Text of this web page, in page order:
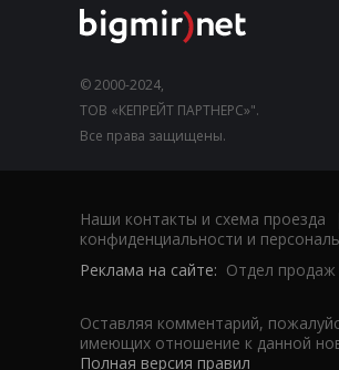
© 2000-2024,
ТОВ «КЕПРЕЙТ ПАРТНЕРС»".
Все права защищены.
Наши контакты и схема проезда
конфиденциальности и
Реклама на сайте: Отдел
Оставляя комментарий,
имеющих отношение к данной
Полная версия правил